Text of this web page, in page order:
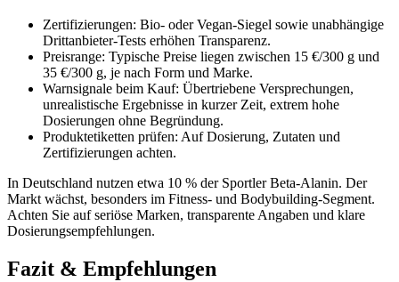
Zertifizierungen: Bio- oder Vegan-Siegel sowie unabhängige
Drittanbieter-Tests erhöhen Transparenz.
Preisrange: Typische Preise liegen zwischen 15 €/300 g und
35 €/300 g, je nach Form und Marke.
Warnsignale beim Kauf: Übertriebene Versprechungen,
unrealistische Ergebnisse in kurzer Zeit, extrem hohe
Dosierungen ohne Begründung.
Produktetiketten prüfen: Auf Dosierung, Zutaten und
Zertifizierungen achten.
In Deutschland nutzen etwa 10 % der Sportler Beta-Alanin. Der
Markt wächst, besonders im Fitness- und Bodybuilding-Segment.
Achten Sie auf seriöse Marken, transparente Angaben und klare
Dosierungsempfehlungen.
Fazit & Empfehlungen